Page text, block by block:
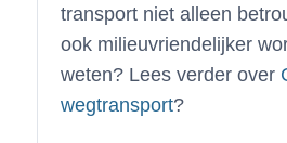
transport niet alleen
ook milieuvriendelijker
weten? Lees verder over
wegtransport?